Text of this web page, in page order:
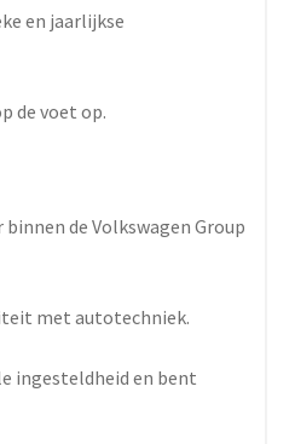
en jaarlijkse
de voet op.
de Volkswagen Group
met autotechniek.
ingesteldheid en bent